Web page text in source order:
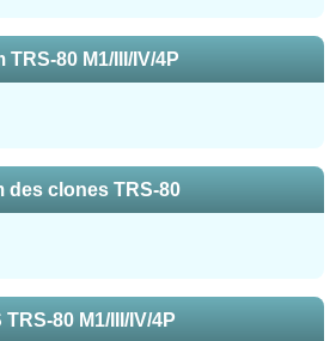
TRS-80 M1/III/IV/4P
des clones TRS-80
TRS-80 M1/III/IV/4P